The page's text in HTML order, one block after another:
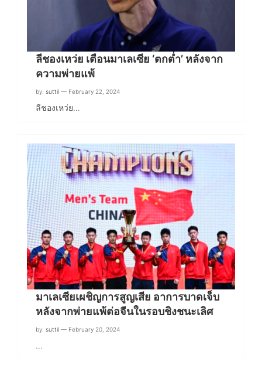
ลีชองเหว่ย เตือนมาเลเซีย ‘ตกต่ำ’ หลังจาก
ความพ่ายแพ้
by: suttil — February 22, 2024
ลีชองเหว่ย…
มาเลเซียเผชิญการสูญเสีย อาการบาดเจ็บ
หลังจากพ่ายแพ้ต่อจีนในรอบชิงชนะเลิศ
by: suttil — February 20, 2024
…